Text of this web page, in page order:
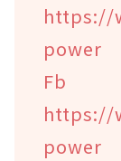
https://
power
https://
power